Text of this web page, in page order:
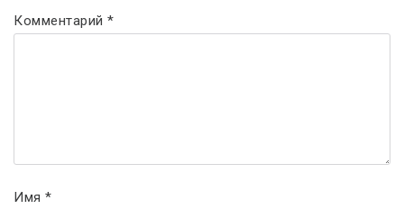
Комментарий*
Имя*